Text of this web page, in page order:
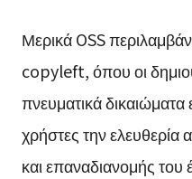
Μερικά OSS
copyleft, όπου οι
πνευματικά
χρήστες την ελευθερία
και επαναδιανομής